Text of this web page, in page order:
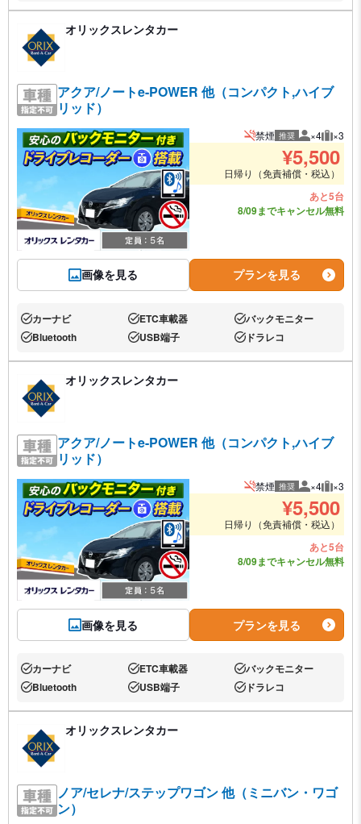
オリックスレンタカー
アクア/ノートe-POWER 他（コンパクト,ハイブ
リッド）
画像を見る
禁煙 推奨 推奨人数
×4 推奨
×3
¥5,500
日帰り（免責補償・税込）
あと5台
8/09までキャンセル無料
プランを見る
あり:カーナビ あり:ETC車載器 あり:バックモニター
あり:Bluetooth あり:USB端子 あり:ドラレコ
オリックスレンタカー
アクア/ノートe-POWER 他（コンパクト,ハイブ
リッド）
画像を見る
禁煙 推奨 推奨人数
×4 推奨
×3
¥5,500
日帰り（免責補償・税込）
あと5台
8/09までキャンセル無料
プランを見る
あり:カーナビ あり:ETC車載器 あり:バックモニター
あり:Bluetooth あり:USB端子 あり:ドラレコ
オリックスレンタカー
ノア/セレナ/ステップワゴン 他（ミニバン・ワゴ
ン）